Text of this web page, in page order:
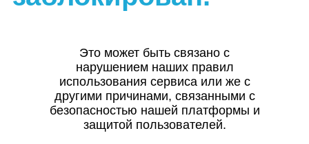
Это может быть связано с
нарушением наших правил
использования сервиса или же с
другими причинами, связанными с
безопасностью нашей платформы и
защитой пользователей.